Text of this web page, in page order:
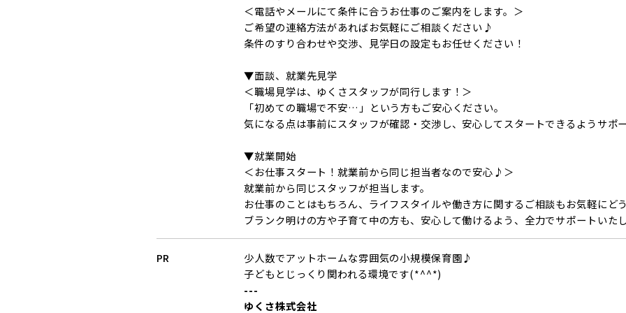
＜電話やメールにて条件に合うお仕事のご案内をします。＞
ご希望の連絡方法があればお気軽にご相談ください♪
条件のすり合わせや交渉、見学日の設定もお任せください！
▼面談、就業先見学
＜職場見学は、ゆくさスタッフが同行します！＞
「初めての職場で不安…」という方もご安心ください。
気になる点は事前にスタッフが確認・交渉し、安心してスタートできるようサポー
▼就業開始
＜お仕事スタート！就業前から同じ担当者なので安心♪＞
就業前から同じスタッフが担当します。
お仕事のことはもちろん、ライフスタイルや働き方に関するご相談もお気軽にどう
ブランク明けの方や子育て中の方も、安心して働けるよう、全力でサポートいた
PR
少人数でアットホームな雰囲気の小規模保育園♪
子どもとじっくり関われる環境です(*^^*)
---
ゆくさ株式会社